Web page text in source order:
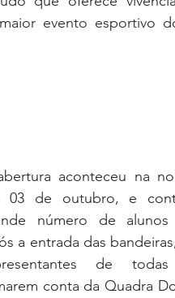
evento esportivo
aconteceu na
03 de outubro, e
número de alunos
a entrada das
de
conta da Quadra